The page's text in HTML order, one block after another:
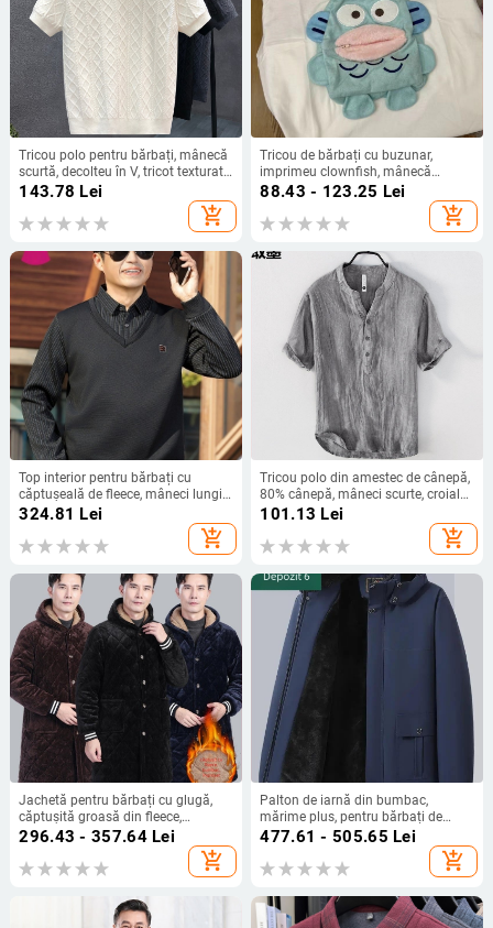
Tricou polo pentru bărbați, mânecă
scurtă, decolteu în V, tricot texturat,
ușor, respirabil pentru vară
143.78 Lei
add_shopping_cart
Tricou de bărbați cu buzunar,
imprimeu clownfish, mânecă
scurtă, croi lejer, din bumbac
88.43 - 123.25 Lei
add_shopping_cart
Top interior pentru bărbați cu
căptușeală de fleece, mâneci lungi,
guler tip rever/polo, model dungat,
324.81 Lei
add_shopping_cart
Tricou polo din amestec de cânepă,
80% cânepă, mâneci scurte, croială
lejeră, respirabil, uscare rapidă,
101.13 Lei
add_shopping_cart
Jachetă pentru bărbați cu glugă,
căptușită groasă din fleece,
lungime medie, buzunare patch
tridimensionale, închidere cu
nasturi simplă
296.43 - 357.64Lei
add_shopping_cart
Palton de iarnă din bumbac,
mărime plus, pentru bărbați de
vârstă mijlocie și în vârstă
477.61 - 505.65 Lei
add_shopping_cart